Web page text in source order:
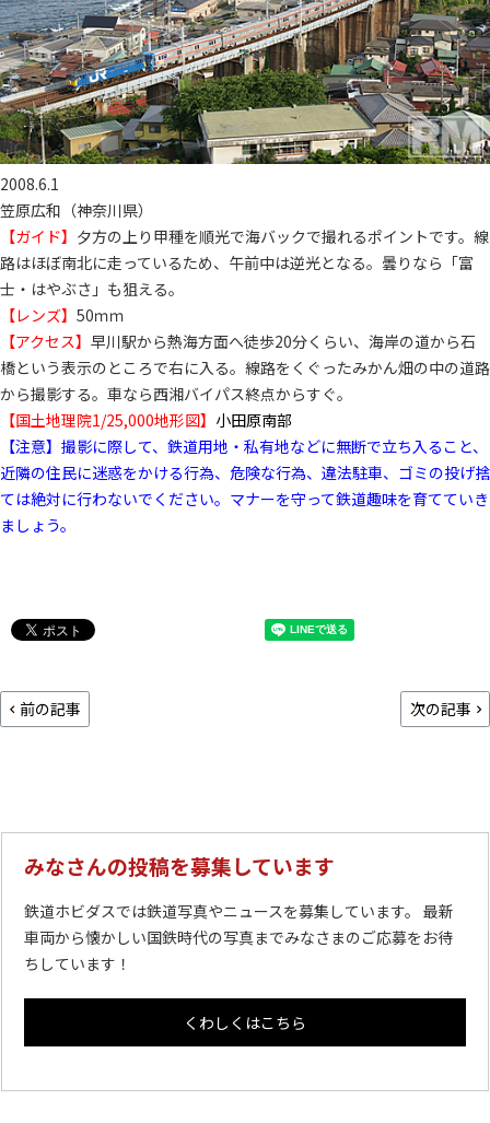
2008.6.1
笠原広和（神奈川県）
【ガイド】 夕方の上り甲種を順光で海バックで撮れるポイントです。線
路はほぼ南北に走っているため、午前中は逆光となる。曇りなら「富
士・はやぶさ」も狙える。
【レンズ】 50ｍｍ
【アクセス】 早川駅から熱海方面へ徒歩20分くらい、海岸の道から石
橋という表示のところで右に入る。線路をくぐったみかん畑の中の道路
から撮影する。車なら西湘バイパス終点からすぐ。
【国土地理院1/25,000地形図】 小田原南部
【注意】撮影に際して、鉄道用地・私有地などに無断で立ち入ること、
近隣の住民に迷惑をかける行為、危険な行為、違法駐車、ゴミの投げ捨
ては絶対に行わないでください。マナーを守って鉄道趣味を育てていき
ましょう。
前の記事 次の記事
みなさんの投稿を募集しています
鉄道ホビダスでは鉄道写真やニュースを募集しています。 最新
車両から懐かしい国鉄時代の写真までみなさまのご応募をお待
ちしています！
くわしくはこちら